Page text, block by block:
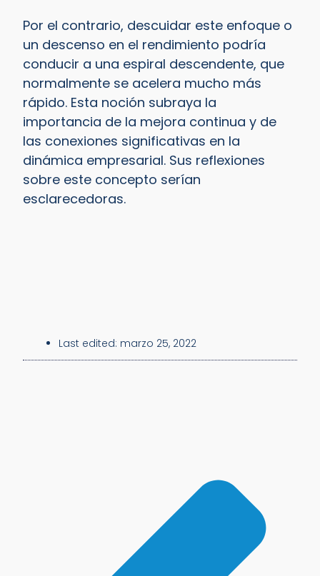
Por el contrario, descuidar este enfoque o
un descenso en el rendimiento podría
conducir a una espiral descendente, que
normalmente se acelera mucho más
rápido. Esta noción subraya la
importancia de la mejora continua y de
las conexiones significativas en la
dinámica empresarial. Sus reflexiones
sobre este concepto serían
esclarecedoras.
Last edited: marzo 25, 2022